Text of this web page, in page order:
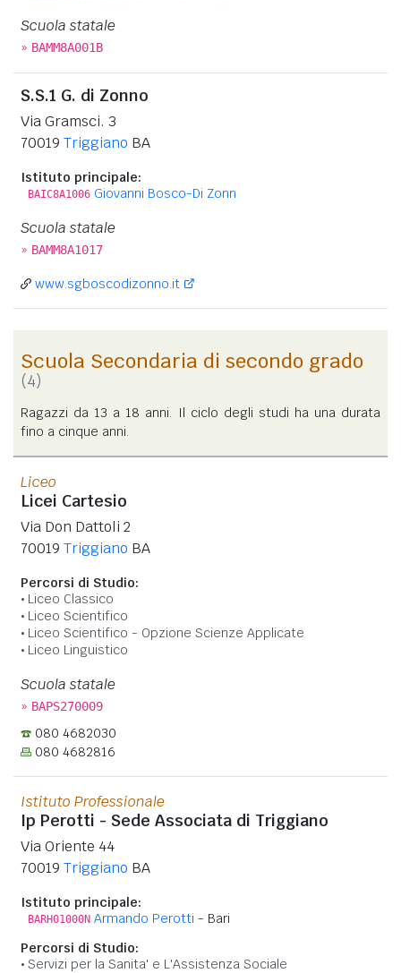
Scuola statale
» BAMM8A001B
S.S.1 G. di Zonno
Via Gramsci. 3
70019 Triggiano BA
Istituto principale:
BAIC8A1006 Giovanni Bosco-Di Zonn
Scuola statale
» BAMM8A1017
www.sgboscodizonno.it
Scuola Secondaria di secondo grado
(4)
Ragazzi da 13 a 18 anni. Il ciclo degli studi ha una durata
fino a cinque anni.
Liceo
Licei Cartesio
Via Don Dattoli 2
70019 Triggiano BA
Percorsi di Studio:
Liceo Classico
Liceo Scientifico
Liceo Scientifico - Opzione Scienze Applicate
Liceo Linguistico
Scuola statale
» BAPS270009
080 4682030
080 4682816
Istituto Professionale
Ip Perotti - Sede Associata di Triggiano
Via Oriente 44
70019 Triggiano BA
Istituto principale:
BARH01000N Armando Perotti - Bari
Percorsi di Studio:
Servizi per la Sanita' e L'Assistenza Sociale